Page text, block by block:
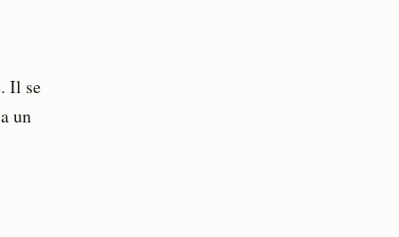
Il se
un